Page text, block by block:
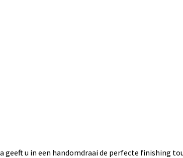
geeft u in een handomdraai de perfecte finishing